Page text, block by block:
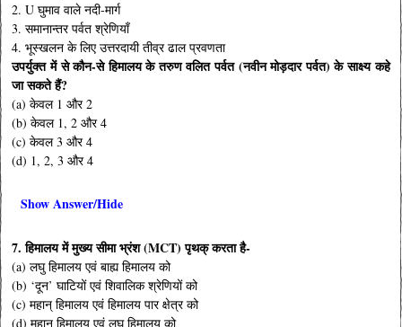
2. U घुमाव वाले नदी-मार्ग
3. समानान्तर पर्वत श्रेणियाँ
4. भूस्खलन के लिए उत्तरदायी तीव्र ढाल प्रवणता
उपर्युक्त में से कौन-से हिमालय के तरुण वलित पर्वत (नवीन मोड़दार पर्वत) के साक्ष्य कहे
जा सकते हैं?
(a) केवल 1 और 2
(b) केवल 1, 2 और 4
(c) केवल 3 और 4
(d) 1, 2, 3 और 4
Show Answer/Hide
7. हिमालय में मुख्य सीमा भ्रंश (MCT) पृथक् करता है-
(a) लघु हिमालय एवं बाह्य हिमालय को
(b) ‘दून’ घाटियों एवं शिवालिक श्रेणियों को
(c) महान् हिमालय एवं हिमालय पार क्षेत्र को
(d) महान् हिमालय एवं लघु हिमालय को